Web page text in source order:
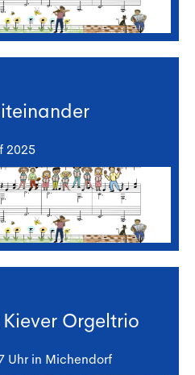
2025
Orgeltrio
Uhr in Michendorf